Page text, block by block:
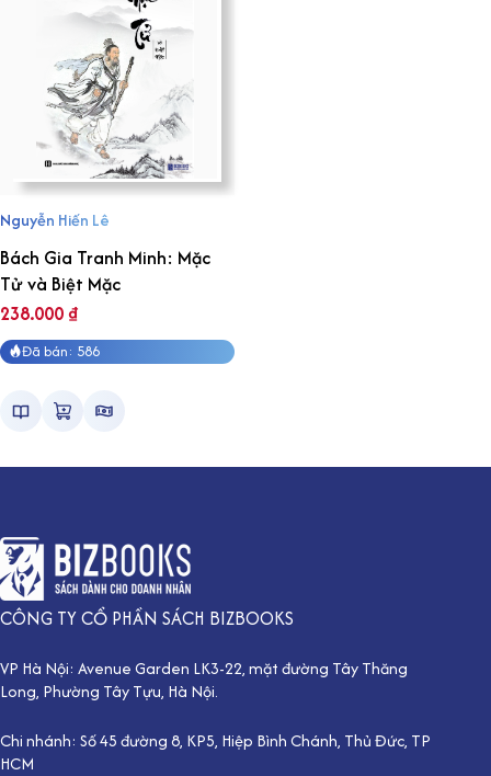
Nguyễn Hiến Lê
Bách Gia Tranh Minh: Mặc
Tử và Biệt Mặc
238.000₫
Đã bán: 586
CÔNG TY CỔ PHẦN SÁCH BIZBOOKS
VP Hà Nội: Avenue Garden LK3-22, mặt đường Tây Thăng
Long, Phường Tây Tựu, Hà Nội.
Chi nhánh: Số 45 đường 8, KP5, Hiệp Bình Chánh, Thủ Đức, TP
HCM